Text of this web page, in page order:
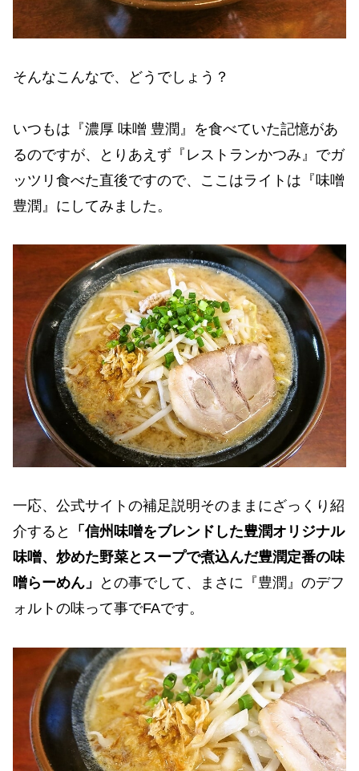
そんなこんなで、どうでしょう？
いつもは『濃厚 味噌 豊潤』を食べていた記憶があ
るのですが、とりあえず『レストランかつみ』でガ
ッツリ食べた直後ですので、ここはライトは『味噌
豊潤』にしてみました。
一応、公式サイトの補足説明そのままにざっくり紹
介すると
「信州味噌をブレンドした豊潤オリジナル
味噌、炒めた野菜とスープで煮込んだ豊潤定番の味
噌らーめん」
との事でして、まさに『豊潤』のデフ
ォルトの味って事でFAです。